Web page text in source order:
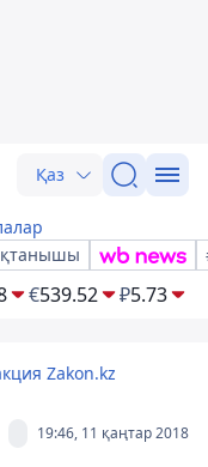
Қаз
€539.52 ₽5.73
Zakon.kz
19:46, 11 қаңтар 2018